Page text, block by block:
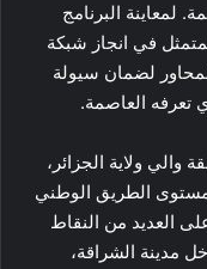
لمعاينة البرنامج
في انجاز شبكة
لضمان سيولة
تعرفه العاصمة.
ولاية الجزائر،
الطريق الوطني
على العديد من النقاط
مدينة الشراقة،